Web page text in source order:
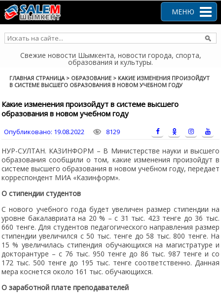
Перейти
содержанию
Свежие новости Шымкента, новости города, спорта,
образования и культуры.
МЕНЮ
ГЛАВНАЯ СТРАНИЦА > ОБРАЗОВАНИЕ > КАКИЕ ИЗМЕНЕНИЯ ПРОИЗОЙДУТ
В СИСТЕМЕ ВЫСШЕГО ОБРАЗОВАНИЯ В НОВОМ УЧЕБНОМ ГОДУ
Какие изменения произойдут в системе высшего
образования в новом учебном году
Опубликовано: 19.08.2022 8129
НУР-СУЛТАН. КАЗИНФОРМ – В Министерстве науки и высшего
образования сообщили о том, какие изменения произойдут в
системе высшего образования в новом учебном году, передает
корреспондент МИА «Казинформ».
О стипендии студентов
С нового учебного года будет увеличен размер стипендии на
уровне бакалавриата на 20 % – с 31 тыс. 423 тенге до 36 тыс.
660 тенге. Для студентов педагогического направления размер
стипендии увеличился с 50 тыс. тенге до 58 тыс. 800 тенге. На
15 % увеличилась стипендия обучающихся на магистратуре и
докторантуре – с 76 тыс. 950 тенге до 86 тыс. 987 тенге и со
172 тыс. 500 тенге до 195 тыс. тенге соответственно. Данная
мера коснется около 161 тыс. обучающихся.
О заработной плате преподавателей